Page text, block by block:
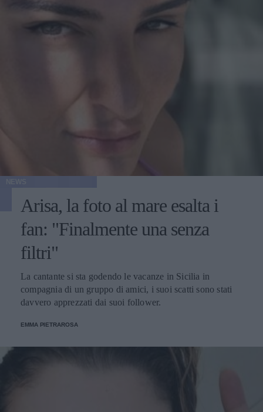
Arisa, la foto al mare esalta i
fan: "Finalmente una senza
filtri"
La cantante si sta godendo le vacanze in Sicilia in
compagnia di un gruppo di amici, i suoi scatti sono stati
davvero apprezzati dai suoi follower.
EMMA PIETRAROSA